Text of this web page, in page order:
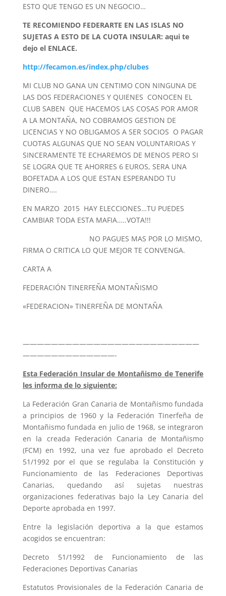
ESTO QUE TENGO ES UN NEGOCIO…
TE RECOMIENDO FEDERARTE EN LAS ISLAS NO
SUJETAS A ESTO DE LA CUOTA INSULAR: aqui te
dejo el ENLACE.
http://fecamon.es/index.php/clubes
MI CLUB NO GANA UN CENTIMO CON NINGUNA DE
LAS DOS FEDERACIONES Y QUIENES CONOCEN EL
CLUB SABEN QUE HACEMOS LAS COSAS POR AMOR
A LA MONTAÑA, NO COBRAMOS GESTION DE
LICENCIAS Y NO OBLIGAMOS A SER SOCIOS O PAGAR
CUOTAS ALGUNAS QUE NO SEAN VOLUNTARIOAS Y
SINCERAMENTE TE ECHAREMOS DE MENOS PERO SI
SE LOGRA QUE TE AHORRES 6 EUROS, SERA UNA
BOFETADA A LOS QUE ESTAN ESPERANDO TU
DINERO….
EN MARZO 2015 HAY ELECCIONES…TU PUEDES
CAMBIAR TODA ESTA MAFIA…..VOTA!!!
NO PAGUES MAS POR LO MISMO,
FIRMA O CRITICA LO QUE MEJOR TE CONVENGA.
CARTA A
FEDERACIÓN TINERFEÑA MONTAÑISMO
«FEDERACION» TINERFEÑA DE MONTAÑA
—————————————————————————
—————————————-
Esta Federación Insular de Montañismo de Tenerife
les informa de lo siguiente:
La Federación Gran Canaria de Montañismo fundada
a principios de 1960 y la Federación Tinerfeña de
Montañismo fundada en julio de 1968, se integraron
en la creada Federación Canaria de Montañismo
(FCM) en 1992, una vez fue aprobado el Decreto
51/1992 por el que se regulaba la Constitución y
Funcionamiento de las Federaciones Deportivas
Canarias, quedando así sujetas nuestras
organizaciones federativas bajo la Ley Canaria del
Deporte aprobada en 1997.
Entre la legislación deportiva a la que estamos
acogidos se encuentran:
Decreto 51/1992 de Funcionamiento de las
Federaciones Deportivas Canarias
Estatutos Provisionales de la Federación Canaria de